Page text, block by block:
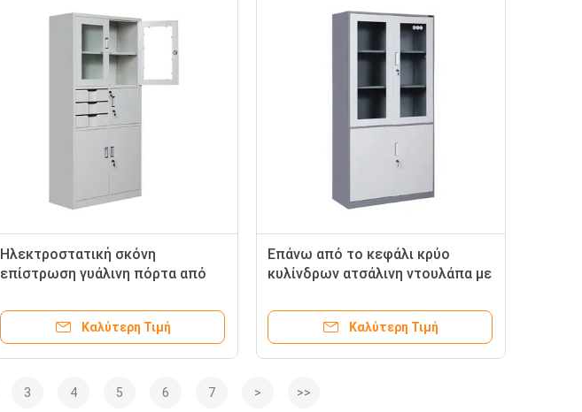
Ηλεκτροστατική σκόνη
επίστρωση γυάλινη πόρτα από
Καλύτερη Τιμή
Επάνω από το κεφάλι κρύο
κυλίνδρων ατσάλινη ντουλάπα με
Καλύτερη Τιμή
3 4 5 6 7 > >>